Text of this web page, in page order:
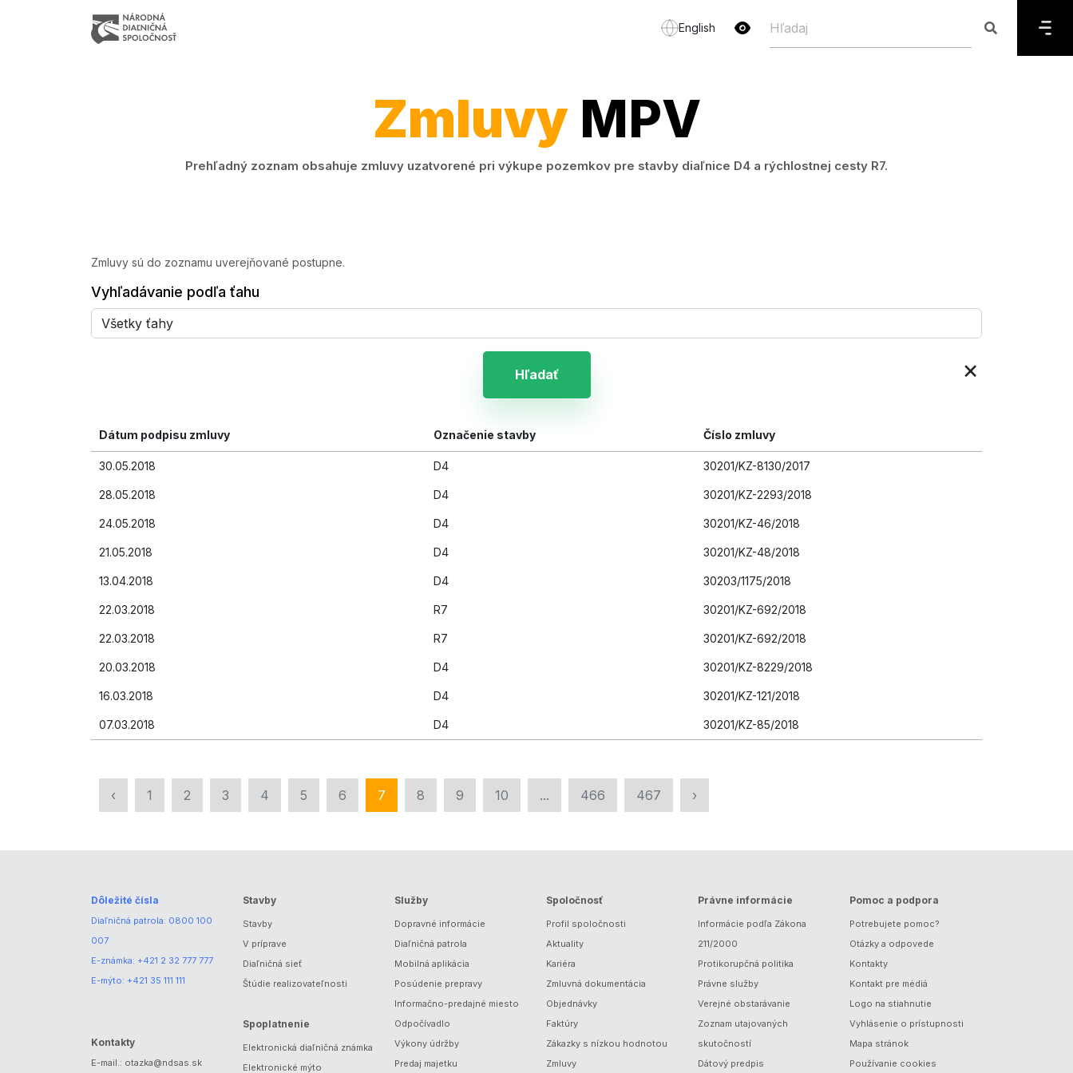
English
ZmluvyMPV
Prehľadný zoznam obsahuje zmluvy uzatvorené pri výkupe pozemkov pre stavby diaľnice D4 a rýchlostnej cesty R7.
Zmluvy sú do zoznamu uverejňované postupne.
Vyhľadávanie podľa ťahu
Hľadať ×
Dátum podpisu zmluvy Označenie stavby Číslo zmluvy
30.05.2018 D4 30201/KZ-8130/2017
28.05.2018 D4 30201/KZ-2293/2018
24.05.2018 D4 30201/KZ-46/2018
21.05.2018 D4 30201/KZ-48/2018
13.04.2018 D4 30203/1175/2018
22.03.2018 R7 30201/KZ-692/2018
22.03.2018 R7 30201/KZ-692/2018
20.03.2018 D4 30201/KZ-8229/2018
16.03.2018 D4 30201/KZ-121/2018
07.03.2018 D4 30201/KZ-85/2018
‹ 1 2 3 4 5 6 7 8 9 10 ... 466 467 ›
Dôležité čísla
Diaľničná patrola: 0800 100
007
E-známka: +421 2 32 777 777
E-mýto: +421 35 111 111
Kontakty
E-mail.: otazka@ndsas.sk
Stavby
Stavby
V príprave
Diaľničná sieť
Štúdie realizovateľnosti
Spoplatnenie
Elektronická diaľničná známka
Elektronické mýto
Služby
Dopravné informácie
Diaľničná patrola
Mobilná aplikácia
Posúdenie prepravy
Informačno-predajné miesto
Odpočívadlo
Výkony údržby
Predaj majetku
Spoločnosť
Profil spoločnosti
Aktuality
Kariéra
Zmluvná dokumentácia
Objednávky
Faktúry
Zákazky s nízkou hodnotou
Zmluvy
Právne informácie
Informácie podľa Zákona
211/2000
Protikorupčná politika
Právne služby
Verejné obstarávanie
Zoznam utajovaných
skutočností
Dátový predpis
Pomoc a podpora
Potrebujete pomoc?
Otázky a odpovede
Kontakty
Kontakt pre médiá
Logo na stiahnutie
Vyhlásenie o prístupnosti
Mapa stránok
Používanie cookies